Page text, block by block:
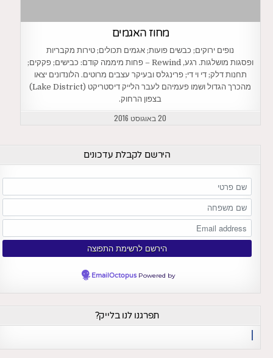
מחוז האגמים
נופים ירוקים; כבשים פועות; אגמים תכולים; טירות מקבריות
ופסגות מושלגות. רגע, Rewind – פחות מיממה קודם: כבישים; פקקים;
תחנות דלק; די וי די; פרינגלס ובעיקר עצבים מרוטים. הלונדונים יצאו
מהכרך הגדול ושמו פעמיהם לעבר הלייק דיסטריקט (Lake District)
בצפון הרחוק.
20 באוגוסט 2016
הירשם לקבלת עדכונים
Powered by
EmailOctopus
תפרגנו לנו בלייק?